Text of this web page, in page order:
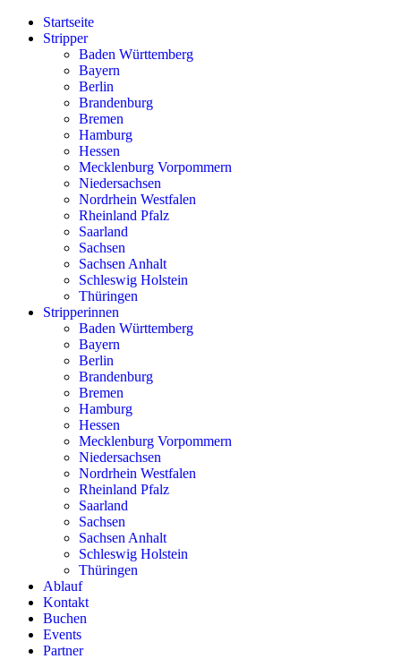
Startseite
Stripper
Baden Württemberg
Bayern
Berlin
Brandenburg
Bremen
Hamburg
Hessen
Mecklenburg Vorpommern
Niedersachsen
Nordrhein Westfalen
Rheinland Pfalz
Saarland
Sachsen
Sachsen Anhalt
Schleswig Holstein
Thüringen
Stripperinnen
Baden Württemberg
Bayern
Berlin
Brandenburg
Bremen
Hamburg
Hessen
Mecklenburg Vorpommern
Niedersachsen
Nordrhein Westfalen
Rheinland Pfalz
Saarland
Sachsen
Sachsen Anhalt
Schleswig Holstein
Thüringen
Ablauf
Kontakt
Buchen
Events
Partner